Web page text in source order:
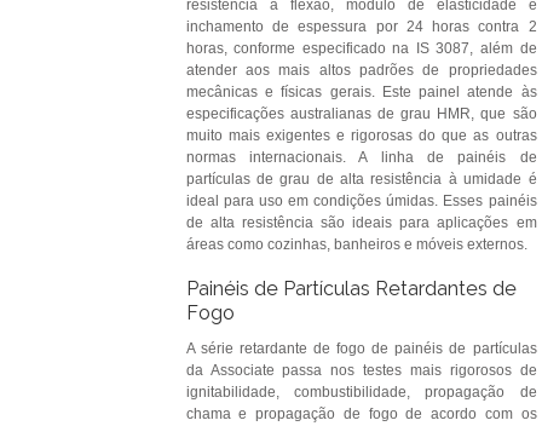
resistência à flexão, módulo de elasticidade e
inchamento de espessura por 24 horas contra 2
horas, conforme especificado na IS 3087, além de
atender aos mais altos padrões de propriedades
mecânicas e físicas gerais. Este painel atende às
especificações australianas de grau HMR, que são
muito mais exigentes e rigorosas do que as outras
normas internacionais. A linha de painéis de
partículas de grau de alta resistência à umidade é
ideal para uso em condições úmidas. Esses painéis
de alta resistência são ideais para aplicações em
áreas como cozinhas, banheiros e móveis externos.
Painéis de Partículas Retardantes de
Fogo
A série retardante de fogo de painéis de partículas
da Associate passa nos testes mais rigorosos de
ignitabilidade, combustibilidade, propagação de
chama e propagação de fogo de acordo com os